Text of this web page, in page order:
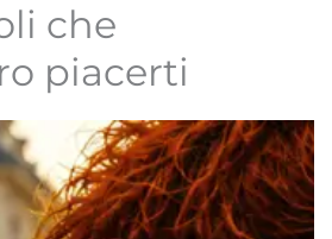
che
piacerti